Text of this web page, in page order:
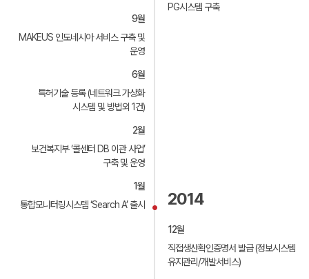
PG시스템 구축
9월
MAKEUS 인도네시아 서비스 구축 및
운영
6월
특허기술 등록 (네트워크 가상화
시스템 및 방법외 1건)
2월
보건복지부 ‘콜센터 DB 이관 사업’
구축 및 운영
1월
통합모니터링시스템 ‘Search A’ 출시
2014
12월
직접생산확인증명서 발급 (정보시스템
유지관리/개발서비스)
이메일 주소를 남겨 주시면 에이원 뉴스레터를 보내드립니다.
IT업계 정보와 관련 소식을 만나보세요.
ㆍ수집항목 : 이메일
ㆍ수집목적 : 뉴스레터 수신
달성된 후에 해당 정보를 지체없이 파기합니다, 단,
관계법령의 규정에 의하여 보존할 필요가 있는 경우 일정
기간 동안 개인정보를 보관할 수 있습니다. 그 밖의 사항은
회사의 개인정보 취급방침을 준수합니다.
약관에 동의 합니다.
구독 신청하기
IT업계 정보와 관련 소식을 만나보세요.
약관에 동의 합니다.
구독 신청하기
카카오 페이스북
제1장 총칙
이 약관은 ㈜에이원네트웍스(이하 "회사")가 제공하는
서버호스팅 및 코로케이션 서비스(이하 “서비스”)를
이용함에 있어, “회사”와 “이용고객”(이하 “고객”)의
권리와 의무 및 책임 기타 제반 사항을 규정함을 목적으로
제2조 (용어의 정의)
그리고 다음 항목에 정해지지 않은 용어는 관계 법령이나
홈페이지에 명시된 서비스별 안내에 의하여 유추하여
정의합니다.
프로그램으로부터 데이터를 주고받기 위한 하드웨어와
②인터넷 데이터 센터(Internet Data Center : IDC) :
서버가 대용량의 인터넷 백본에 접속하도록 하여 주며,
개인정보 수집 및 이용 동의 약관
ㆍ수집항목 : 담당자명, 업체명, 연락처, 이메일, 내용
ㆍ수집목적 : 서비스 상담, 견적 상담, 기술 문의, 기타 문의
ㆍ이용기간 : 원칙적으로 개인정보 수집 및 이용보전이
달성된 후에 해당 정보를 지체없이 파기합니다.
단, 관계법령의 규정에 의하여 보존할 필요가 있는 경우
일정 기간 동안 개인정보를 보관할 수 있습니다.
그 밖의 사항은 회사의 개인정보 취급방침을
㈜에이원네트웍스(이하 ‘회사’라 한다)는 고객님의
개인정보를 보호하고 이와 관련한 어려움을 신속하고
실천하고 있습니다. 회사의 개인정보보호정책은 관련 법률
및 정부 지침의 변경과 회사의 내부 정책 변화에 따라
제1조(개인정보의 처리목적)
회사는 다음의 목적을 위하여 개인정보를 처리합니다.
처리하고 있는 개인정보는 다음의 목적 이외의 용도로는
이용되지 않으며, 이용 목적이 변경되는 경우에는 별도의
동의를 받는 등 필요한 조치를 이행할 예정입니다.
ㆍ회사명, 성명 : 이벤트, 견적상담 및 기타 문의사항
진행을 위한 기본적인 대상자 정보
ㆍ전화번호, 이메일 : 이벤트, 견적상담 및 기타 문의사항에
대한 답변을 전달하기 위한 원활한 의사소통 목적
회사는 다음의 개인정보 항목을 처리하고 있습니다.
ITO서비스
모니터링관제